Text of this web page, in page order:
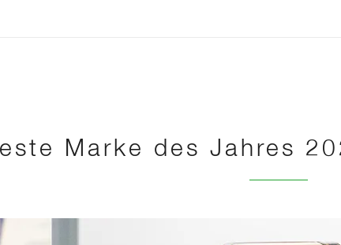
Marke des Jahres